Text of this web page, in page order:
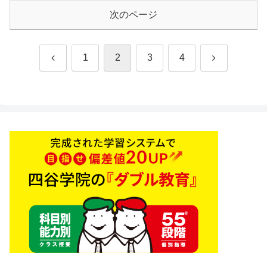
次のページ
前 1 2 3 4 次